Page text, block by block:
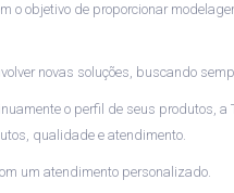
o objetivo de proporcionar
novas soluções, buscando
o perfil de seus produtos,
qualidade e atendimento.
um atendimento personalizado.